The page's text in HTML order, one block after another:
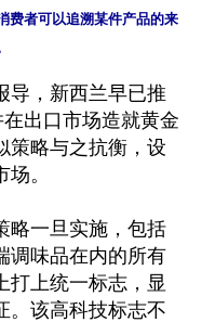
费者可以追溯某件产品的来
导，新西兰早已推
出口市场造就黄金
策略与之抗衡，设
。
略一旦实施，包括
调味品在内的所有
打上统一标志，显
。该高科技标志不